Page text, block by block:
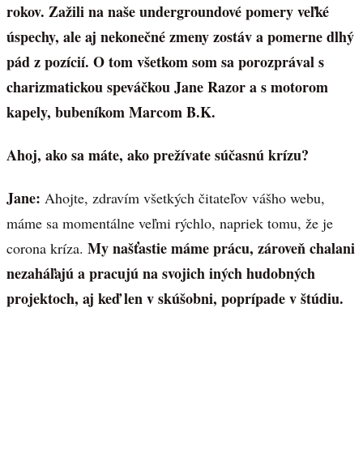
rokov. Zažili na naše undergroundové pomery veľké
úspechy, ale aj nekonečné zmeny zostáv a pomerne dlhý
pád z pozícií. O tom všetkom som sa porozprával s
charizmatickou speváčkou Jane Razor a s motorom
kapely, bubeníkom Marcom B.K.
Ahoj, ako sa máte, ako prežívate súčasnú krízu?
Jane: Ahojte, zdravím všetkých čitateľov vášho webu,
máme sa momentálne veľmi rýchlo, napriek tomu, že je
corona kríza. My našťastie máme prácu, zároveň chalani
nezaháľajú a pracujú na svojich iných hudobných
projektoch, aj keď len v skúšobni, poprípade v štúdiu.